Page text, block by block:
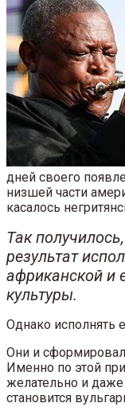
дней своего
низшей части
касалось
Так
результат
африканской и
культуры.
Однако исполнять
Они и
Именно по этой
желательно и
становится